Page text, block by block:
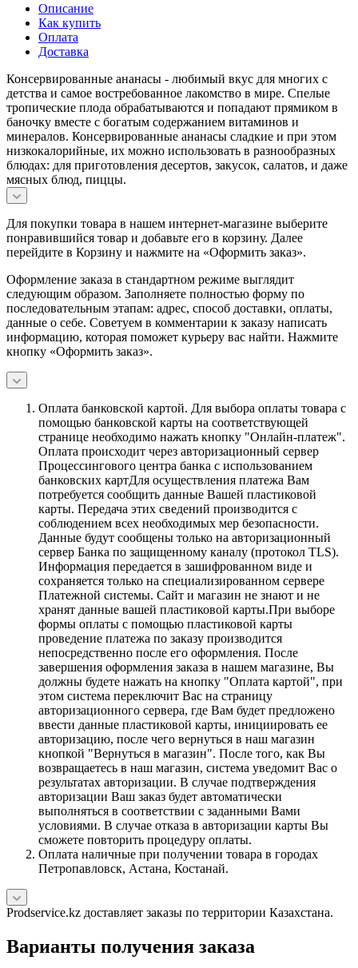
Описание
Как купить
Оплата
Доставка
Консервированные ананасы - любимый вкус для многих с
детства и самое востребованное лакомство в мире. Спелые
тропические плода обрабатываются и попадают прямиком в
баночку вместе с богатым содержанием витаминов и
минералов. Консервированные ананасы сладкие и при этом
низкокалорийные, их можно использовать в разнообразных
блюдах: для приготовления десертов, закусок, салатов, и даже
мясных блюд, пиццы.
Для покупки товара в нашем интернет-магазине выберите
понравившийся товар и добавьте его в корзину. Далее
перейдите в Корзину и нажмите на «Оформить заказ».
Оформление заказа в стандартном режиме выглядит
следующим образом. Заполняете полностью форму по
последовательным этапам: адрес, способ доставки, оплаты,
данные о себе. Советуем в комментарии к заказу написать
информацию, которая поможет курьеру вас найти. Нажмите
кнопку «Оформить заказ».
Оплата банковской картой. Для выбора оплаты товара с
помощью банковской карты на соответствующей
странице необходимо нажать кнопку "Онлайн-платеж".
Оплата происходит через авторизационный сервер
Процессингового центра банка с использованием
банковских картДля осуществления платежа Вам
потребуется сообщить данные Вашей пластиковой
карты. Передача этих сведений производится с
соблюдением всех необходимых мер безопасности.
Данные будут сообщены только на авторизационный
сервер Банка по защищенному каналу (протокол TLS).
Информация передается в зашифрованном виде и
сохраняется только на специализированном сервере
Платежной системы. Сайт и магазин не знают и не
хранят данные вашей пластиковой карты.При выборе
формы оплаты с помощью пластиковой карты
проведение платежа по заказу производится
непосредственно после его оформления. После
завершения оформления заказа в нашем магазине, Вы
должны будете нажать на кнопку "Оплата картой", при
этом система переключит Вас на страницу
авторизационного сервера, где Вам будет предложено
ввести данные пластиковой карты, инициировать ее
авторизацию, после чего вернуться в наш магазин
кнопкой "Вернуться в магазин". После того, как Вы
возвращаетесь в наш магазин, система уведомит Вас о
результатах авторизации. В случае подтверждения
авторизации Ваш заказ будет автоматически
выполняться в соответствии с заданными Вами
условиями. В случае отказа в авторизации карты Вы
сможете повторить процедуру оплаты.
Оплата наличные при получении товара в городах
Петропавловск, Астана, Костанай.
Prodservice.kz доставляет заказы по территории Казахстана.
Варианты получения заказа